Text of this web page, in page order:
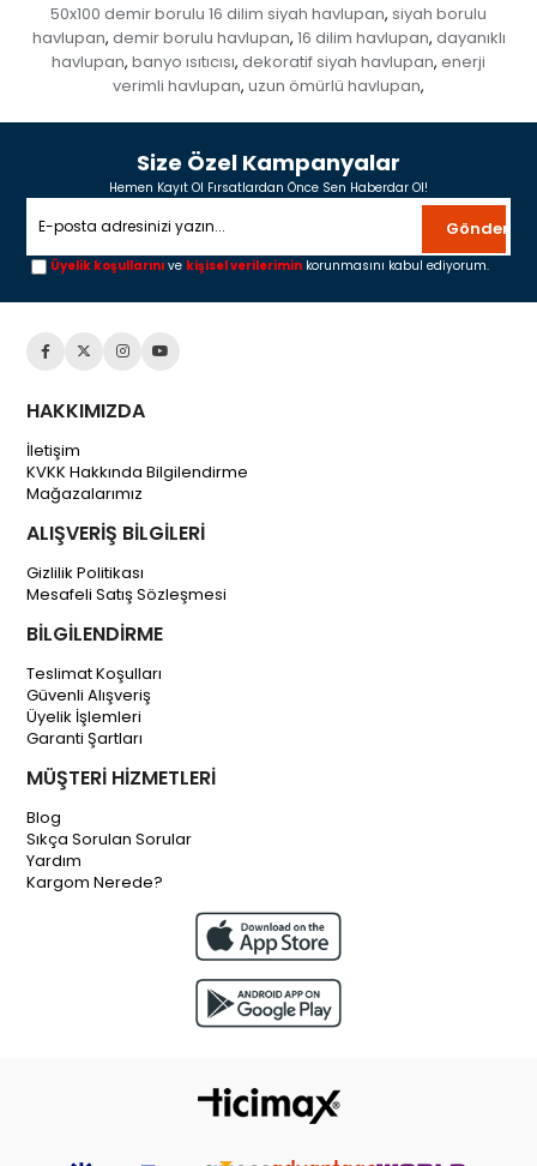
50x100 demir borulu 16 dilim siyah havlupan, siyah borulu
havlupan, demir borulu havlupan, 16 dilim havlupan, dayanıklı
havlupan, banyo ısıtıcısı, dekoratif siyah havlupan, enerji
verimli havlupan, uzun ömürlü havlupan,
Size Özel Kampanyalar
Hemen Kayıt Ol Fırsatlardan Önce Sen Haberdar Ol!
Gönder
Üyelik koşullarını ve kişisel verilerimin korunmasını kabul ediyorum.
HAKKIMIZDA
İletişim
KVKK Hakkında Bilgilendirme
Mağazalarımız
ALIŞVERİŞ BİLGİLERİ
Gizlilik Politikası
Mesafeli Satış Sözleşmesi
BİLGİLENDİRME
Teslimat Koşulları
Güvenli Alışveriş
Üyelik İşlemleri
Garanti Şartları
MÜŞTERİ HİZMETLERİ
Blog
Sıkça Sorulan Sorular
Yardım
Kargom Nerede?